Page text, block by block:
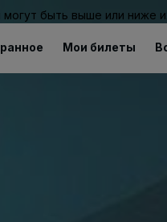
быть выше или ниже
Мои билеты